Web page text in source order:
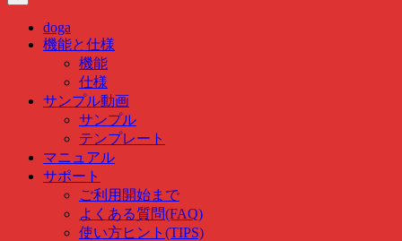
…
doga
機能と仕様
機能
仕様
サンプル動画
サンプル
テンプレート
マニュアル
サポート
ご利用開始まで
よくある質問(FAQ)
使い方ヒント(TIPS)